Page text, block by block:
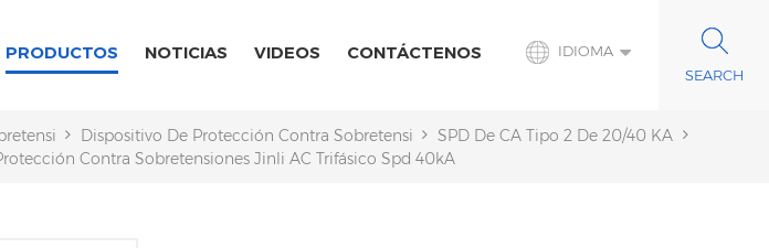
IDIOMA
PRODUCTOS NOTICIAS VIDEOS CONTÁCTENOS
CA/CC
Dispositivo De Protección Contra Sobretensiones De CASPD De CA Tipo 2 De 20/40 KA
Contra Sobretensiones Jinli AC Trifásico Spd 40kA